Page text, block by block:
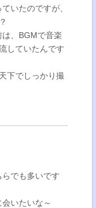
いたのですが、
、BGMで音楽
していたんです
下でしっかり撮
でも多いです
いたいな～